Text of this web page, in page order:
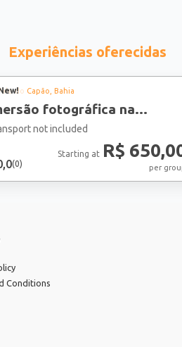
Experiências oferecidas
do Capão , Bahia
fotográfica na
not included
(0)
Starting at R$
per
Conditions